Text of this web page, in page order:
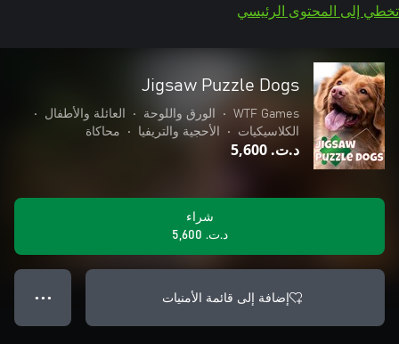
تخطي إلى المحتوى الرئيسي
Jigsaw Puzzle Dogs
WTF Games
• الورق واللوحة • العائلة والأطفال
•
الكلاسيكيات
• الأحجية والتريفيا • محاكاة
د.ت.‏ 5,600
شراء
د.ت.‏ 5,600
إضافة إلى قائمة الأمنيات ● ● ●